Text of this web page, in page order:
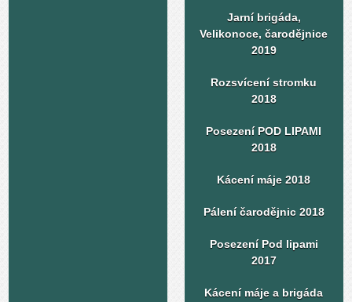
Jarní brigáda,
Velikonoce, čarodějnice
2019
Rozsvícení stromku
2018
Posezení POD LIPAMI
2018
Kácení máje 2018
Pálení čarodějnic 2018
Posezení Pod lipami
2017
Kácení máje a brigáda